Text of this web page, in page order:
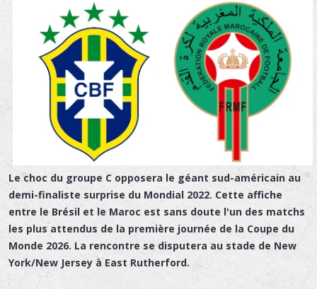
Le choc du groupe C opposera le géant sud-américain au
demi-finaliste surprise du Mondial 2022. Cette affiche
entre le Brésil et le Maroc est sans doute l'un des matchs
les plus attendus de la première journée de la Coupe du
Monde 2026. La rencontre se disputera au stade de New
York/New Jersey à East Rutherford.